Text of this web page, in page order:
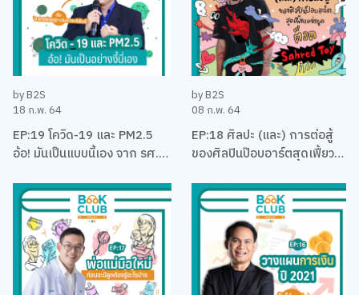
by B2S
18 ก.พ. 64
EP:19 โควิด-19 และ PM2.5
อ้อ! มันเป็นแบบนี้เอง จาก รศ.
by B2S
08 ก.พ. 64
EP:18 ศิลปะ (และ) การต่อสู้
ของศิลปินป๊อบอาร์ตสุดเฟี้ยว